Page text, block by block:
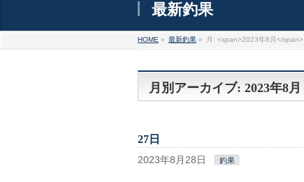
最新釣果
HOME » 最新釣果 » 月: <span>2023年8月</span>
月別アーカイブ: 2023年8月
27日
2023年8月28日 釣果